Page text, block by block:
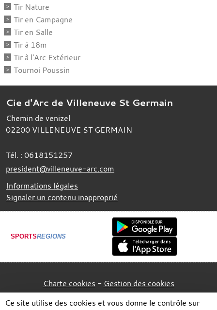
Tir Nature
Tir en Campagne
Tir en Salle
Tir à 18m
Tir à l'Arc Extérieur
Tournoi Poussin
Cie d'Arc de Villeneuve St Germain
Chemin de venizel
02200 VILLENEUVE ST GERMAIN
Tél. : 0618151257
president@villeneuve-arc.com
Informations légales
Signaler un contenu inapproprié
SPORTSREGIONS
Charte cookies Gestion des cookies
Ce site utilise des cookies et vous donne le contrôle sur